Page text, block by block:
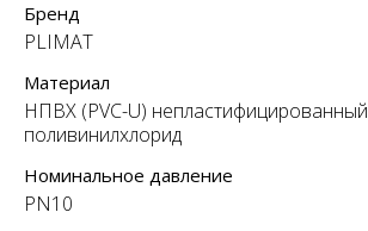
Бренд
PLIMAT
Материал
НПВХ (PVC-U) непластифицированный
поливинилхлорид
Номинальное давление
PN10